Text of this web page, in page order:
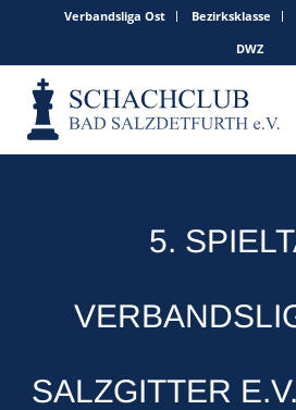
Verbandsliga Ost Bezirksklasse
DWZ
5.
SALZGITTER